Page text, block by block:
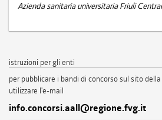
Azienda sanitaria universitaria Friuli
istruzioni per gli enti
per pubblicare i bandi di concorso sul sito
utilizzare l'e-mail
info.concorsi.aall@regione.fvg.it